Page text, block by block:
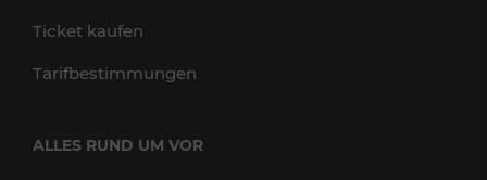
Ticket kaufen
Tarifbestimmungen
ALLES RUND UM VOR